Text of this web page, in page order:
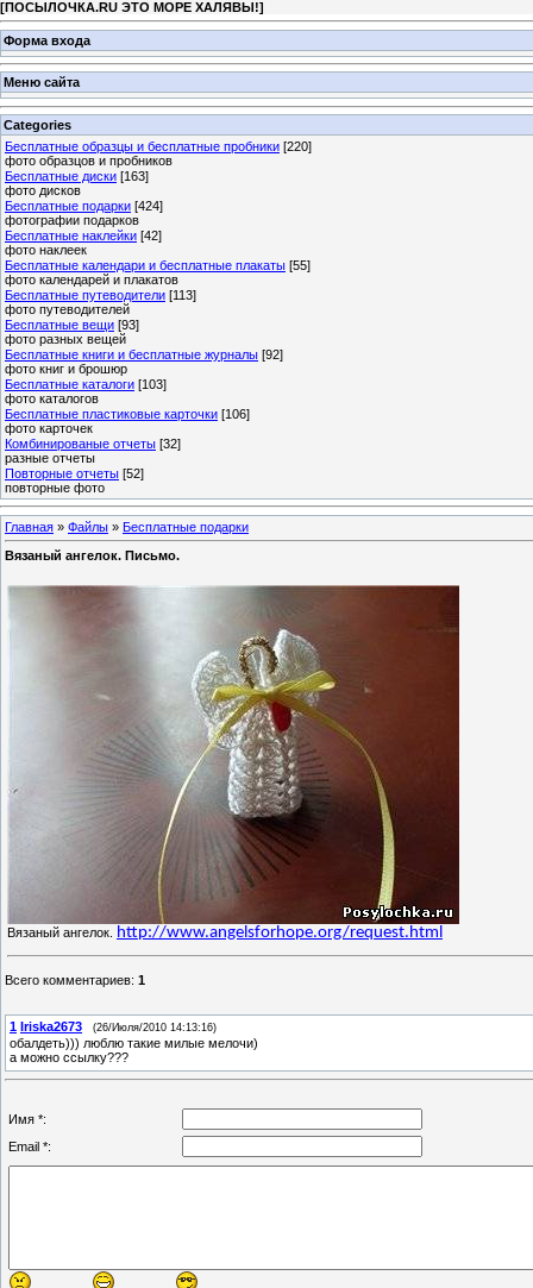
[ПОСЫЛОЧКА.RU ЭТО МОРЕ ХАЛЯВЫ!]
Форма входа
Меню сайта
Categories
Бесплатные образцы и бесплатные пробники [220]
фото образцов и пробников
Бесплатные диски [163]
фото дисков
Бесплатные подарки [424]
фотографии подарков
Бесплатные наклейки [42]
фото наклеек
Бесплатные календари и бесплатные плакаты [55]
фото календарей и плакатов
Бесплатные путеводители [113]
фото путеводителей
Бесплатные вещи [93]
фото разных вещей
Бесплатные книги и бесплатные журналы [92]
фото книг и брошюр
Бесплатные каталоги [103]
фото каталогов
Бесплатные пластиковые карточки [106]
фото карточек
Комбинированые отчеты [32]
разные отчеты
Повторные отчеты [52]
повторные фото
Главная » Файлы » Бесплатные подарки
Вязаный ангелок. Письмо.
Вязаный ангелок. http://www.angelsforhope.org/request.html
Всего комментариев: 1
1 Iriska2673 (26/Июля/2010 14:13:16)
обалдеть))) люблю такие милые мелочи)
а можно ссылку???
Имя *:
Email *: